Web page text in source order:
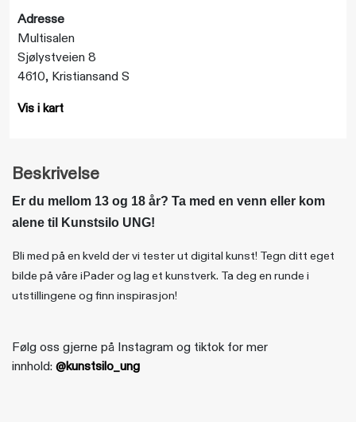
Adresse
Multisalen
Sjølystveien 8
4610, Kristiansand S
Vis i kart
Beskrivelse
Er du mellom 13 og 18 år? Ta med en venn eller kom
alene til Kunstsilo UNG!
Bli med på en kveld der vi tester ut digital kunst! Tegn ditt eget
bilde på våre iPader og lag et kunstverk. Ta deg en runde i
utstillingene og finn inspirasjon!
Følg oss gjerne på Instagram og tiktok for mer
innhold: @kunstsilo_ung